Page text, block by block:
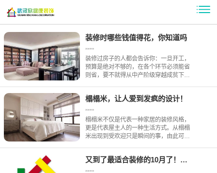
装修时哪些钱值得花，你知道吗
2018-09-30
装修过房子的人都会告诉你：一旦开工，
预算是绝对不够的，在各个环节必须能省
则省，要不就得从中产阶级穿越成贫下中
得最值的钱，大家的共同认识是，在勤俭
节约的基础上，为了保证居
榻榻米，让人爱到发疯的设计！
2018-09-30
榻榻米不仅是代表一种家居的装修风格，
更是代表屋主人的一种生活方式。从榻榻
米出现到受欢迎只是瞬间的事，由此可见
看吧~
又到了最适合装修的10月了！请抓紧时间
2018-09-30